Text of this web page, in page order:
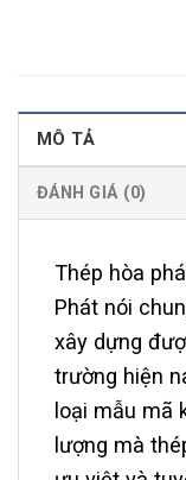
MÔ TẢ
ĐÁNH GIÁ (0)
Thép hòa
Phát nói
xây dựng
trường hiện
loại mẫu mã
lượng mà